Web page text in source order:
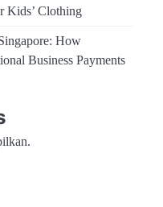
Kids’ Clothing
How
Business Payments